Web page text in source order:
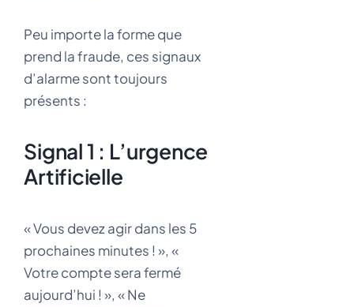
Peu importe la forme que
prend la fraude, ces signaux
d’alarme sont toujours
présents :
Signal 1 : L’urgence
Artificielle
« Vous devez agir dans les 5
prochaines minutes ! », «
Votre compte sera fermé
aujourd’hui ! », « Ne